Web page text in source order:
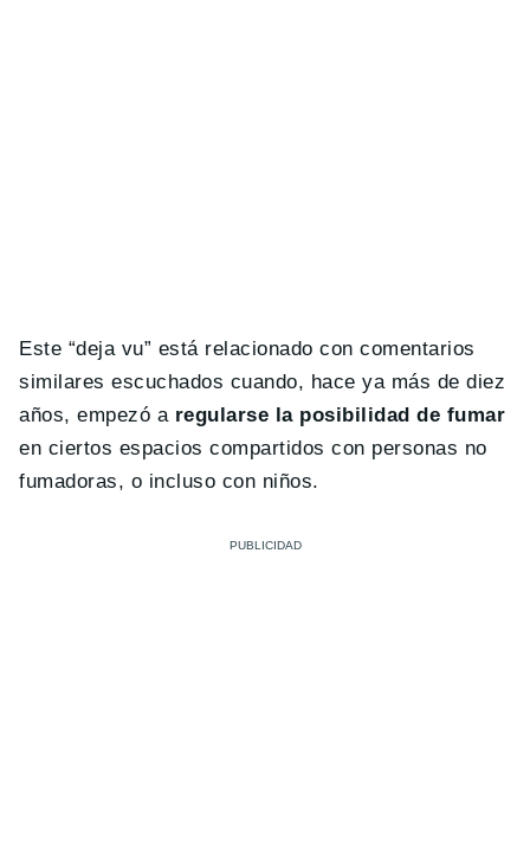
Este “deja vu” está relacionado con comentarios
similares escuchados cuando, hace ya más de diez
años, empezó a regularse la posibilidad de fumar
en ciertos espacios compartidos con personas no
fumadoras, o incluso con niños.